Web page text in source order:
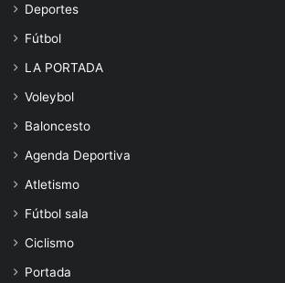
Deportes
Fútbol
LA PORTADA
Voleybol
Baloncesto
Agenda Deportiva
Atletismo
Fútbol sala
Ciclismo
Portada